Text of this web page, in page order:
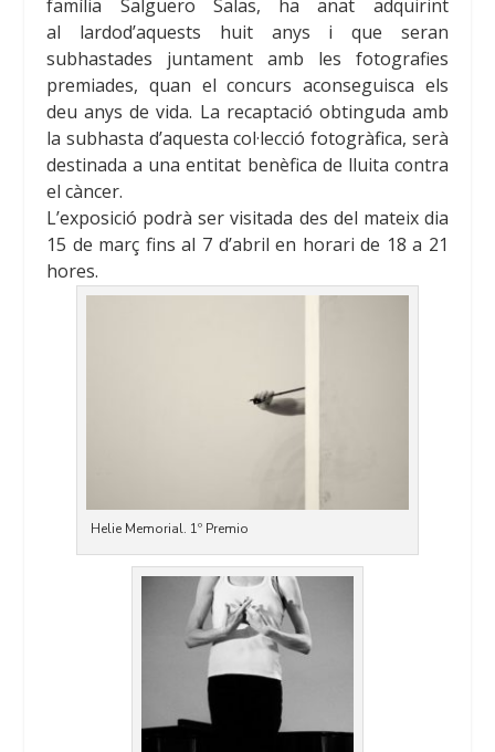
família Salguero
Salas, ha anat adquirint
al lardod’aquests huit anys i que seran
subhastades juntament amb les fotografies
premiades, quan el concurs aconseguisca els
deu anys de vida. La recaptació obtinguda amb
la subhasta d’aquesta col·lecció fotogràfica, serà
destinada a una entitat benèfica de lluita contra
el càncer.
L’exposició podrà ser visitada des del mateix dia
15 de març fins al 7 d’abril en horari de 18 a 21
hores.
Helie Memorial. 1º Premio